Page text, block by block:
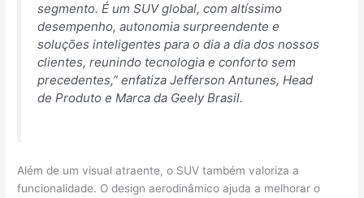
segmento. É um SUV global, com altíssimo
desempenho, autonomia surpreendente e
soluções inteligentes para o dia a dia dos nossos
clientes, reunindo tecnologia e conforto sem
precedentes,” enfatiza Jefferson Antunes, Head
de Produto e Marca da Geely Brasil.
Além de um visual atraente, o SUV também valoriza a
funcionalidade. O design aerodinâmico ajuda a melhorar o